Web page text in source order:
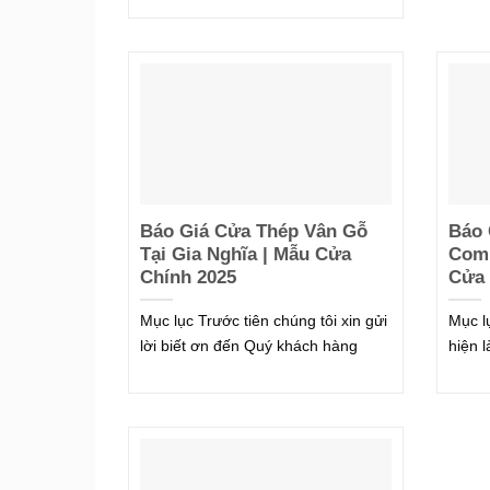
Báo Giá Cửa Thép Vân Gỗ
Tại Gia Nghĩa | Mẫu Cửa
Chính 2025
Mục lục Trước tiên chúng tôi xin gửi
lời biết ơn đến Quý khách hàng
Báo
Cửa
Mục
hiện